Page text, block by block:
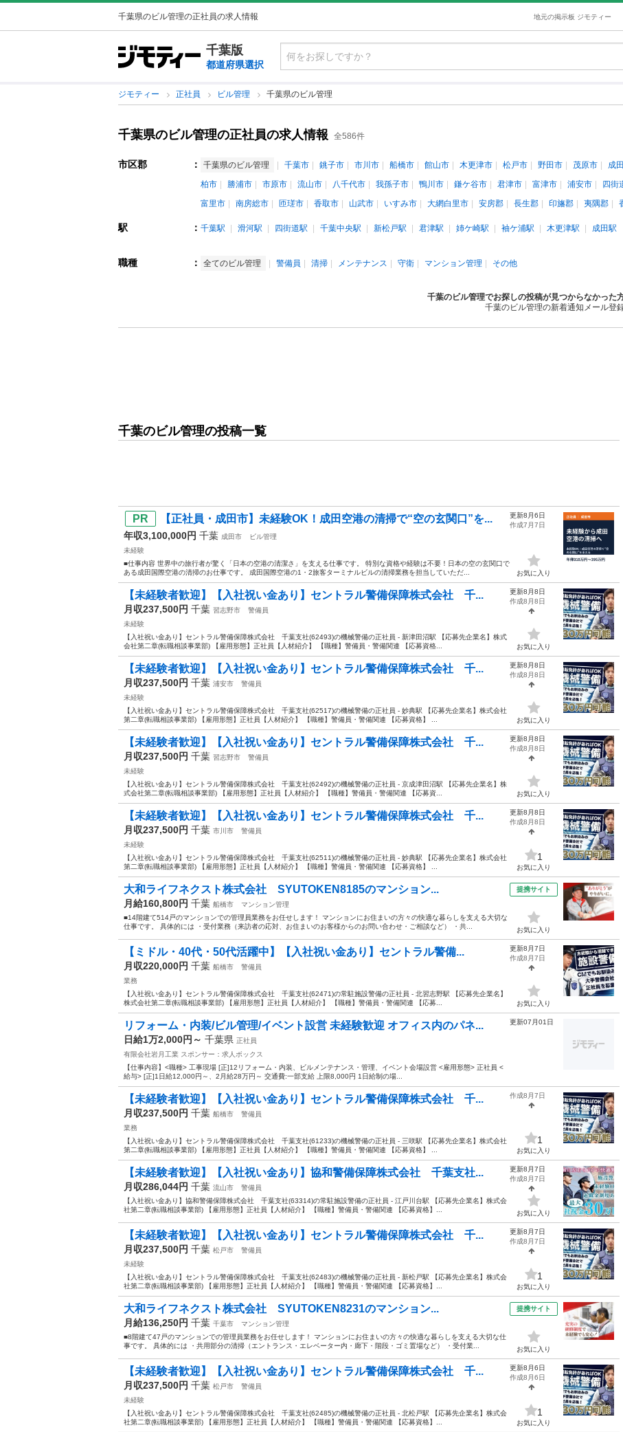
千葉県のビル管理の正社員の求人情報 地元の掲示板 ジモティー
千葉版
都道府県選択
ジモティー 正社員 ビル管理 千葉県のビル管理
千葉県のビル管理の正社員の求人情報 全586件
市区郡 ： 千葉県のビル管理 千葉市 銚子市 市川市 船橋市 館山市 木更津市 松戸市 野田市 茂原市 成
柏市
勝浦市 市原市 流山市 八千代市 我孫子市 鴨川市 鎌ケ谷市 君津市 富津市 浦安市 四街
富里市
南房総市 匝瑳市 香取市 山武市 いすみ市 大網白里市 安房郡 長生郡 印旛郡 夷隅郡
駅 ： 千葉駅 滑河駅 四街道駅 千葉中央駅 新松戸駅 君津駅 姉ケ崎駅 袖ケ浦駅 木更津駅
成田駅
職種 ： 全てのビル管理 警備員 清掃 メンテナンス 守衛 マンション管理 その他
千葉のビル管理でお探しの投稿が見つからなかった
千葉のビル管理の新着通知メール登
千葉のビル管理の投稿一覧
【正社員・成田市】未経験OK！成田空港の清掃で“空の玄関口”を...
年収3,100,000円 千葉 成田市
ビル管理
未経験
■仕事内容 世界中の旅行者が驚く「日本の空港の清潔さ」を支える仕事です。 特別な資格や経験は不要！日本の空の玄関口で
ある成田国際空港の清掃のお仕事です。 成田国際空港の1・2旅客ターミナルビルの清掃業務を担当していただ...
更新8月6日
作成7月7日
お気に入り
【未経験者歓迎】【入社祝い金あり】セントラル警備保障株式会社 千...
月収237,500円 千葉 習志野市
警備員
未経験
【入社祝い金あり】セントラル警備保障株式会社 千葉支社(62493)の機械警備の正社員 - 新津田沼駅 【応募先企業名】株式
会社第二章(転職相談事業部) 【雇用形態】正社員【人材紹介】 【職種】警備員・警備関連 【応募資格...
更新8月8日
作成8月8日
お気に入り
【未経験者歓迎】【入社祝い金あり】セントラル警備保障株式会社 千...
月収237,500円 千葉 浦安市
警備員
未経験
【入社祝い金あり】セントラル警備保障株式会社 千葉支社(62517)の機械警備の正社員 - 妙典駅 【応募先企業名】株式会社
第二章(転職相談事業部) 【雇用形態】正社員【人材紹介】 【職種】警備員・警備関連 【応募資格】 ...
更新8月8日
作成8月8日
お気に入り
【未経験者歓迎】【入社祝い金あり】セントラル警備保障株式会社 千...
月収237,500円 千葉 習志野市
警備員
未経験
【入社祝い金あり】セントラル警備保障株式会社 千葉支社(62492)の機械警備の正社員 - 京成津田沼駅 【応募先企業名】株
式会社第二章(転職相談事業部) 【雇用形態】正社員【人材紹介】 【職種】警備員・警備関連 【応募資...
更新8月8日
作成8月8日
お気に入り
【未経験者歓迎】【入社祝い金あり】セントラル警備保障株式会社 千...
月収237,500円 千葉 市川市
警備員
未経験
【入社祝い金あり】セントラル警備保障株式会社 千葉支社(62511)の機械警備の正社員 - 妙典駅 【応募先企業名】株式会社
第二章(転職相談事業部) 【雇用形態】正社員【人材紹介】 【職種】警備員・警備関連 【応募資格】 ...
更新8月8日
作成8月8日
1
お気に入り
大和ライフネクスト株式会社 SYUTOKEN8185のマンション...
月給160,800円 千葉 船橋市
マンション管理
■14階建て514戸のマンションでの管理員業務をお任せします！ マンションにお住まいの方々の快適な暮らしを支える大切な
仕事です。 具体的には ・受付業務（来訪者の応対、お住まいのお客様からのお問い合わせ・ご相談など） ・共...
提携サイト
お気に入り
【ミドル・40代・50代活躍中】【入社祝い金あり】セントラル警備...
月収220,000円 千葉 船橋市
警備員
業務
【入社祝い金あり】セントラル警備保障株式会社 千葉支社(62471)の常駐施設警備の正社員 - 北習志野駅 【応募先企業名】
株式会社第二章(転職相談事業部) 【雇用形態】正社員【人材紹介】 【職種】警備員・警備関連 【応募...
更新8月7日
作成8月7日
お気に入り
リフォーム・内装/ビル管理/イベント設営 未経験歓迎 オフィス内のパネ...
日給1万2,000円～ 千葉県 正社員
有限会社岩月工業 スポンサー：求人ボックス
【仕事内容】<職種> 工事現場 [正]12リフォーム・内装、ビルメンテナンス・管理、イベント会場設営 <雇用形態> 正社員 <
給与> [正]1日給12,000円～、2月給28万円～ 交通費:一部支給 上限8,000円 1日給制の場...
更新07月01日
【未経験者歓迎】【入社祝い金あり】セントラル警備保障株式会社 千...
月収237,500円 千葉 船橋市
警備員
業務
【入社祝い金あり】セントラル警備保障株式会社 千葉支社(61233)の機械警備の正社員 - 三咲駅 【応募先企業名】株式会社
第二章(転職相談事業部) 【雇用形態】正社員【人材紹介】 【職種】警備員・警備関連 【応募資格】 ...
作成8月7日
1
お気に入り
【未経験者歓迎】【入社祝い金あり】協和警備保障株式会社 千葉支社...
月収286,044円 千葉 流山市
警備員
【入社祝い金あり】協和警備保障株式会社 千葉支社(63314)の常駐施設警備の正社員 - 江戸川台駅 【応募先企業名】株式会
社第二章(転職相談事業部) 【雇用形態】正社員【人材紹介】 【職種】警備員・警備関連 【応募資格】...
更新8月7日
作成8月7日
お気に入り
【未経験者歓迎】【入社祝い金あり】セントラル警備保障株式会社 千...
月収237,500円 千葉 松戸市
警備員
未経験
【入社祝い金あり】セントラル警備保障株式会社 千葉支社(62483)の機械警備の正社員 - 新松戸駅 【応募先企業名】株式会
社第二章(転職相談事業部) 【雇用形態】正社員【人材紹介】 【職種】警備員・警備関連 【応募資格】...
更新8月7日
作成8月7日
1
お気に入り
大和ライフネクスト株式会社 SYUTOKEN8231のマンション...
月給136,250円 千葉 千葉市
マンション管理
■8階建て47戸のマンションでの管理員業務をお任せします！ マンションにお住まいの方々の快適な暮らしを支える大切な仕
事です。 具体的には ・共用部分の清掃（エントランス・エレベーター内・廊下・階段・ゴミ置場など） ・受付業...
提携サイト
お気に入り
【未経験者歓迎】【入社祝い金あり】セントラル警備保障株式会社 千...
月収237,500円 千葉 松戸市
警備員
未経験
【入社祝い金あり】セントラル警備保障株式会社 千葉支社(62485)の機械警備の正社員 - 北松戸駅 【応募先企業名】株式会
社第二章(転職相談事業部) 【雇用形態】正社員【人材紹介】 【職種】警備員・警備関連 【応募資格】...
更新8月6日
作成8月6日
1
お気に入り